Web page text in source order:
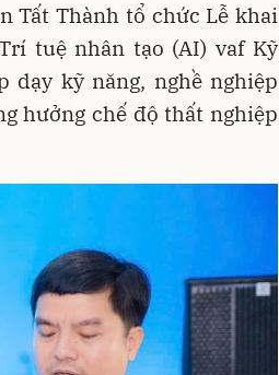
Tất Thành tổ chức Lễ khai
tuệ nhân tạo (AI) vaf Kỹ
dạy kỹ năng, nghề nghiệp
hưởng chế độ thất nghiệp